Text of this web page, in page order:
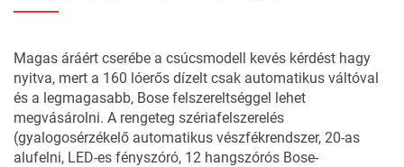
Magas áráért cserébe a csúcsmodell kevés kérdést hagy
nyitva, mert a 160 lóerős dízelt csak automatikus váltóval
és a legmagasabb, Bose felszereltséggel lehet
megvásárolni. A rengeteg szériafelszerelés
(gyalogosérzékelő automatikus vészfékrendszer, 20-as
alufelni, LED-es fényszóró, 12 hangszórós Bose-